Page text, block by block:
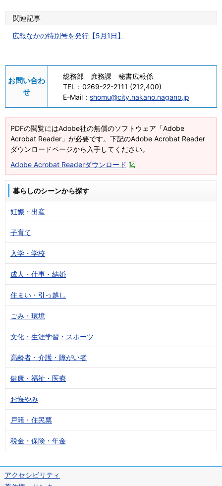
関連記事
広報なかの特別号を発行【5月1日】
お問い合わ
せ
総務部 庶務課 秘書広報係
TEL： 0269-22-2111 (212,400)
E-Mail： shomu@city.nakano.nagano.jp
PDFの閲覧にはAdobe社の無償のソフトウェア「Adobe
Acrobat Reader」が必要です。下記のAdobe Acrobat Reader
ダウンロードページから入手してください。
Adobe Acrobat Readerダウンロード
暮らしのシーンから探す
妊娠・出産
子育て
入学・学校
成人・仕事・結婚
住まい・引っ越し
ごみ・環境
文化・生涯学習・スポーツ
高齢者・介護・障がい者
健康・福祉・医療
お悔やみ
戸籍・住民票
税金・保険・年金
アクセシビリティ